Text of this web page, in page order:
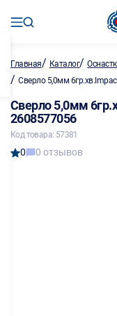
Главная/ Каталог/
/ Сверло 5,0мм
Сверло 5,0мм
2608577056
Код товара: 57381
0 0 отзывов